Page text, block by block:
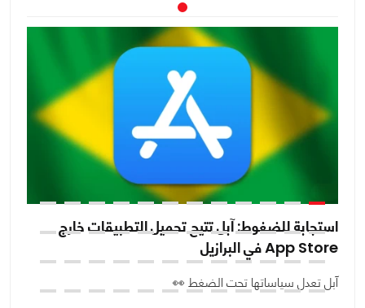
استجابة للضغوط: آبل تتيح تحميل التطبيقات خارج
App Store في البرازيل
آبل تعدل سياساتها تحت الضغط 👀